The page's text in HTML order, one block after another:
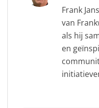
Frank
van
als hij
en